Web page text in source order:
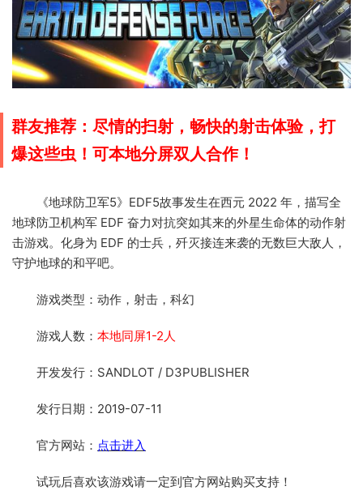
群友推荐：尽情的扫射，畅快的射击体验，打
爆这些虫！可本地分屏双人合作！
《地球防卫军5》EDF5故事发生在西元 2022 年，描写全
地球防卫机构军 EDF 奋力对抗突如其来的外星生命体的动作射
击游戏。化身为 EDF 的士兵，歼灭接连来袭的无数巨大敌人，
守护地球的和平吧。
游戏类型：动作，射击，科幻
游戏人数： 本地同屏1-2人
开发发行：SANDLOT / D3PUBLISHER
发行日期：2019-07-11
官方网站： 点击进入
试玩后喜欢该游戏请一定到官方网站购买支持！